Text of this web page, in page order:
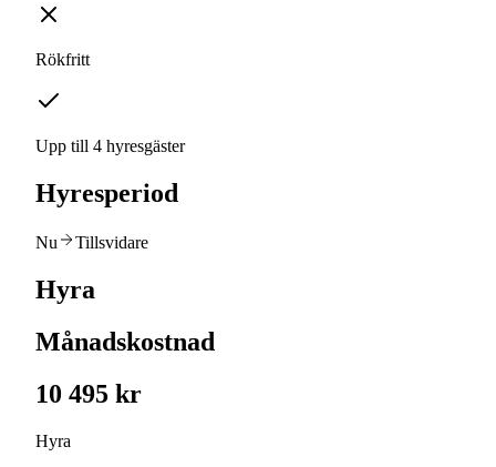
Rökfritt
Upp till 4 hyresgäster
Hyresperiod
Nu Tillsvidare
Hyra
Månadskostnad
10 495 kr
Hyra